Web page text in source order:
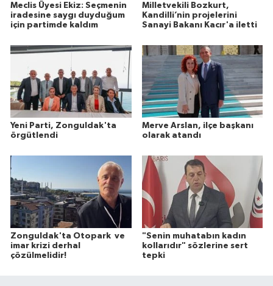
Meclis Üyesi Ekiz: Seçmenin
iradesine saygı duyduğum
için partimde kaldım
Milletvekili Bozkurt,
Kandilli’nin projelerini
Sanayi Bakanı Kacır'a iletti
Yeni Parti, Zonguldak'ta
örgütlendi
Merve Arslan, ilçe başkanı
olarak atandı
Zonguldak'ta Otopark ve
imar krizi derhal
çözülmelidir!
"Senin muhatabın kadın
kollarıdır" sözlerine sert
tepki